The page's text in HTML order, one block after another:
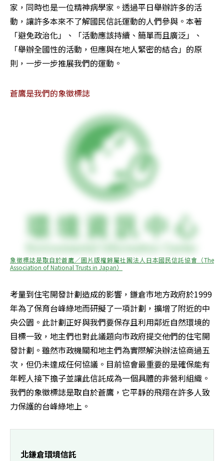
家，同時也是一位精神病學家。透過平日舉辦許多的活
動，讓許多本來不了解國民信託運動的人們參與。本著
「避免政治化」、「活動應該持續、簡單而且廣泛」、
「舉辦全國性的活動，但應與在地人緊密的結合」的原
則，一步一步推展我們的運動。
蒼鷹是我們的象徵標誌
象徵標誌是取自於蒼鷹／圖片版權歸屬社團法人日本國民信託協會（The
Association of National Trusts in Japan）
考量到住宅開發計劃造成的影響，鎌倉市地方政府於1999
年為了保育台峰綠地而研擬了一項計劃，擴增了附近的中
央公園。此計劃正好與我們要保存且利用鄰近自然環境的
目標一致，地主們也對此議題向市政府提交他們的住宅開
發計劃。雖然市政機關和地主們為實際解決辦法協商過五
次，但仍未達成任何協議。目前協會最重要的是確保能有
年輕人接下擔子並讓此信託成為一個具體的非營利組織。
我們的象徵標誌是取自於蒼鷹，它平靜的飛翔在許多人致
力保護的台峰綠地上。
北鎌倉環境信託